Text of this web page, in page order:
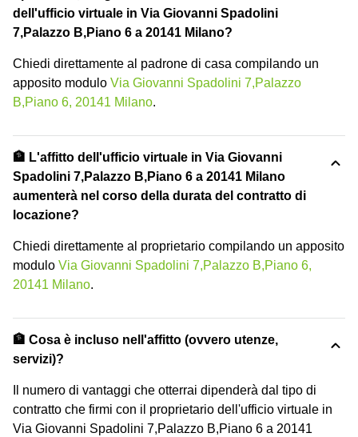
dell'ufficio virtuale in Via Giovanni Spadolini
7,Palazzo B,Piano 6 a 20141 Milano?
Chiedi direttamente al padrone di casa compilando un
apposito modulo Via Giovanni Spadolini 7,Palazzo
B,Piano 6, 20141 Milano.
🏦 L'affitto dell'ufficio virtuale in Via Giovanni
Spadolini 7,Palazzo B,Piano 6 a 20141 Milano
aumenterà nel corso della durata del contratto di
locazione?
Chiedi direttamente al proprietario compilando un apposito
modulo Via Giovanni Spadolini 7,Palazzo B,Piano 6,
20141 Milano.
🏦 Cosa è incluso nell'affitto (ovvero utenze,
servizi)?
Il numero di vantaggi che otterrai dipenderà dal tipo di
contratto che firmi con il proprietario dell'ufficio virtuale in
Via Giovanni Spadolini 7,Palazzo B,Piano 6 a 20141